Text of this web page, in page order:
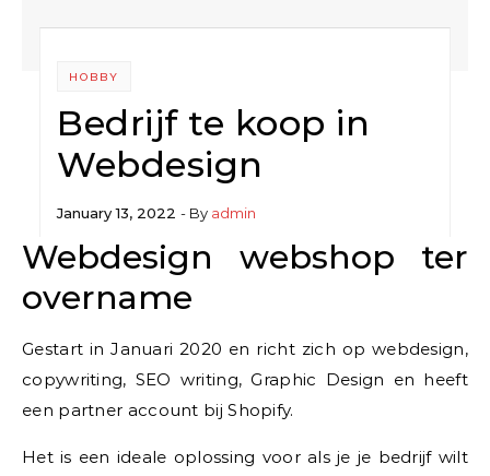
HOBBY
Bedrijf te koop in
Webdesign
January 13, 2022 - By admin
Webdesign webshop ter
overname
Gestart in Januari 2020 en richt zich op webdesign,
copywriting, SEO writing, Graphic Design en heeft
een partner account bij Shopify.
Het is een ideale oplossing voor als je je bedrijf wilt